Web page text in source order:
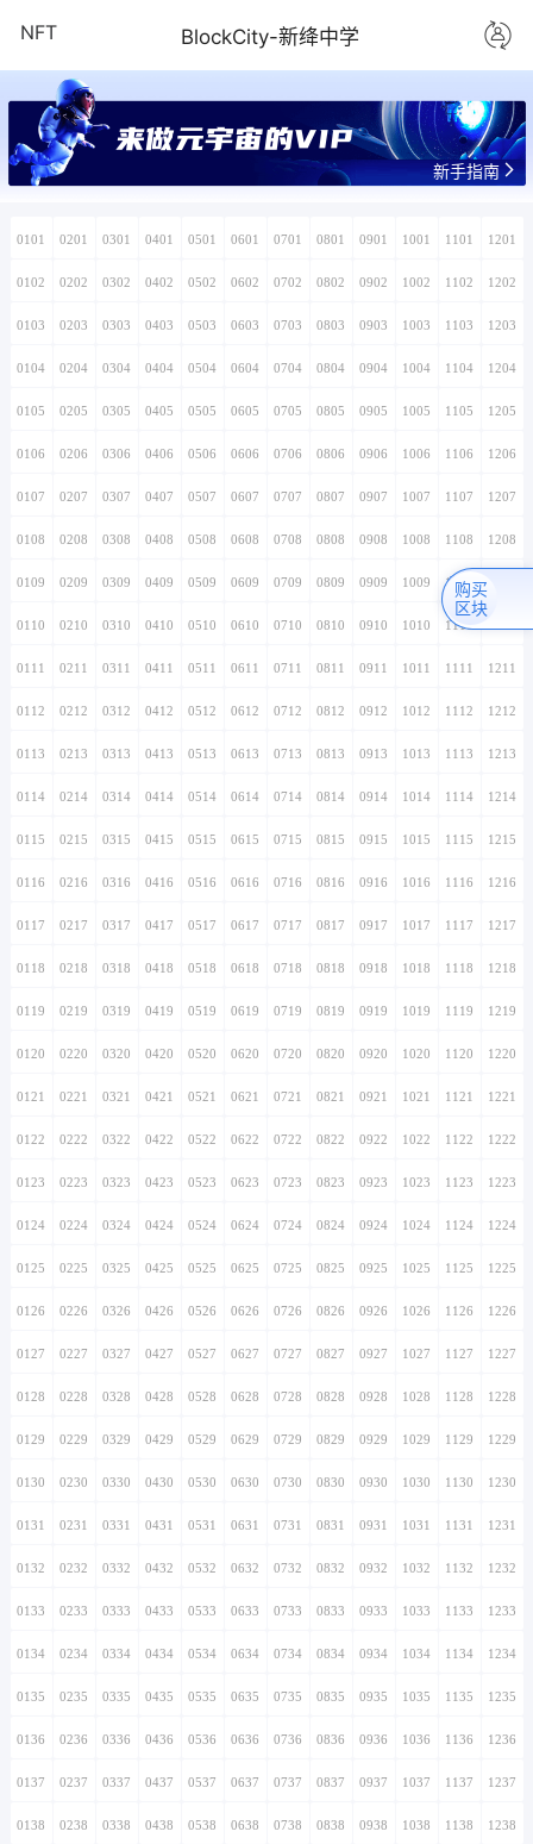
NFT BlockCity-新绛中学
新手指南
0101 0201 0301 0401 0501 0601 0701 0801 0901 1001 1101 1201
0102 0202 0302 0402 0502 0602 0702 0802 0902 1002 1102 1202
0103 0203 0303 0403 0503 0603 0703 0803 0903 1003 1103 1203
0104 0204 0304 0404 0504 0604 0704 0804 0904 1004 1104 1204
0105 0205 0305 0405 0505 0605 0705 0805 0905 1005 1105 1205
0106 0206 0306 0406 0506 0606 0706 0806 0906 1006 1106 1206
0107 0207 0307 0407 0507 0607 0707 0807 0907 1007 1107 1207
0108 0208 0308 0408 0508 0608 0708 0808 0908 1008 1108 1208
0109 0209 0309 0409 0509 0609 0709 0809 0909 1009 1109
0110 0210 0310 0410 0510 0610 0710 0810 0910 1010 1110
0111 0211 0311 0411 0511 0611 0711 0811 0911 1011 1111 1211
0112 0212 0312 0412 0512 0612 0712 0812 0912 1012 1112 1212
0113 0213 0313 0413 0513 0613 0713 0813 0913 1013 1113 1213
0114 0214 0314 0414 0514 0614 0714 0814 0914 1014 1114 1214
0115 0215 0315 0415 0515 0615 0715 0815 0915 1015 1115 1215
0116 0216 0316 0416 0516 0616 0716 0816 0916 1016 1116 1216
0117 0217 0317 0417 0517 0617 0717 0817 0917 1017 1117 1217
0118 0218 0318 0418 0518 0618 0718 0818 0918 1018 1118 1218
0119 0219 0319 0419 0519 0619 0719 0819 0919 1019 1119 1219
0120 0220 0320 0420 0520 0620 0720 0820 0920 1020 1120 1220
0121 0221 0321 0421 0521 0621 0721 0821 0921 1021 1121 1221
0122 0222 0322 0422 0522 0622 0722 0822 0922 1022 1122 1222
0123 0223 0323 0423 0523 0623 0723 0823 0923 1023 1123 1223
0124 0224 0324 0424 0524 0624 0724 0824 0924 1024 1124 1224
0125 0225 0325 0425 0525 0625 0725 0825 0925 1025 1125 1225
0126 0226 0326 0426 0526 0626 0726 0826 0926 1026 1126 1226
0127 0227 0327 0427 0527 0627 0727 0827 0927 1027 1127 1227
0128 0228 0328 0428 0528 0628 0728 0828 0928 1028 1128 1228
0129 0229 0329 0429 0529 0629 0729 0829 0929 1029 1129 1229
0130 0230 0330 0430 0530 0630 0730 0830 0930 1030 1130 1230
0131 0231 0331 0431 0531 0631 0731 0831 0931 1031 1131 1231
0132 0232 0332 0432 0532 0632 0732 0832 0932 1032 1132 1232
0133 0233 0333 0433 0533 0633 0733 0833 0933 1033 1133 1233
0134 0234 0334 0434 0534 0634 0734 0834 0934 1034 1134 1234
0135 0235 0335 0435 0535 0635 0735 0835 0935 1035 1135 1235
0136 0236 0336 0436 0536 0636 0736 0836 0936 1036 1136 1236
0137 0237 0337 0437 0537 0637 0737 0837 0937 1037 1137 1237
0138 0238 0338 0438 0538 0638 0738 0838 0938 1038 1138 1238
购买
区块